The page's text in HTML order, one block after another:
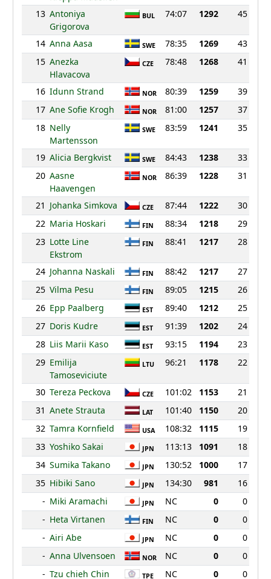
13 Antoniya
Grigorova
BUL 74:07 1292 45
14 Anna Aasa SWE 78:35 1269
43
15 Anezka
Hlavacova
CZE 78:48 1268 41
16 Idunn Strand NOR 80:39 1259
39
17 Ane Sofie Krogh NOR 81:00 1257
37
18 Nelly
Martensson
SWE 83:59 1241 35
19 Alicia Bergkvist SWE 84:43 1238
33
20 Aasne
Haavengen
NOR 86:39 1228 31
21 Johanka Simkova CZE 87:44 1222
30
22 Maria Hoskari FIN 88:34 1218
29
23 Lotte Line
Ekstrom
FIN 88:41 1217 28
24 Johanna Naskali FIN 88:42 1217
27
25 Vilma Pesu FIN 89:05 1215
26
26 Epp Paalberg EST 89:40 1212
25
27 Doris Kudre EST 91:39 1202
24
28 Liis Marii Kaso EST 93:15 1194
23
29 Emilija
Tamoseviciute
LTU 96:21 1178 22
30 Tereza Peckova CZE 101:02 1153
21
31 Anete Strauta LAT 101:40 1150
20
32 Tamra Kornfield USA 108:32 1115
19
33 Yoshiko Sakai JPN 113:13 1091
18
34 Sumika Takano JPN 130:52 1000
17
35 Hibiki Sano JPN 134:30 981
16
- Miki Aramachi JPN NC 0
0
- Heta Virtanen FIN NC 0
0
- Airi Abe JPN NC 0
0
- Anna Ulvensoen NOR NC 0
0
- Tzu chieh Chin TPE NC 0 0